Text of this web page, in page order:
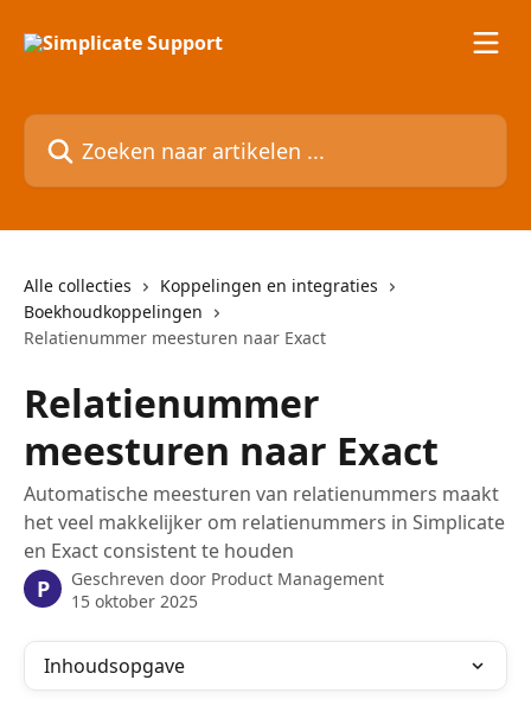
Zoeken naar artikelen ...
Alle collecties
Koppelingen en integraties
Boekhoudkoppelingen
Relatienummer meesturen naar Exact
Relatienummer
meesturen naar Exact
Automatische meesturen van relatienummers maakt
het veel makkelijker om relatienummers in Simplicate
en Exact consistent te houden
P Geschreven door Product Management
15 oktober 2025
Inhoudsopgave